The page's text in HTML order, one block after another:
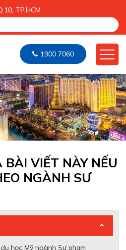
TP.HCM
1900 7060
VIẾT NÀY NẾU
NGÀNH SƯ
học Mỹ ngành Sư phạm